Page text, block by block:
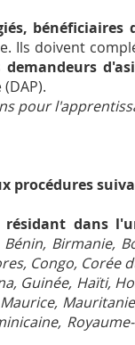
Ils doivent
demandeurs
pour
procédures
dans
Birmanie,
Congo,
Guinée, Haïti,